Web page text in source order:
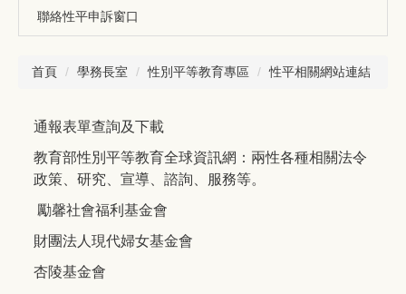
聯絡性平申訴窗口
首頁 學務長室 性別平等教育專區 性平相關網站連結
通報表單查詢及下載
教育部性別平等教育全球資訊網 ：兩性各種相關法令
政策、研究、宣導、諮詢、服務等。
勵馨社會福利基金會
財團法人現代婦女基金會
杏陵基金會